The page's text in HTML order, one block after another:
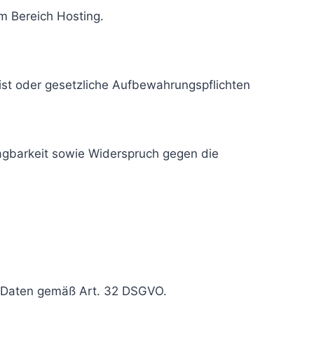
Bereich Hosting.
oder gesetzliche Aufbewahrungspflichten
sowie Widerspruch gegen die
gemäß Art. 32 DSGVO.